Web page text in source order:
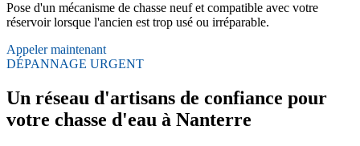
Pose d'un mécanisme de chasse neuf et compatible avec votre
réservoir lorsque l'ancien est trop usé ou irréparable.
Appeler maintenant
DÉPANNAGE URGENT
Un réseau d'artisans de confiance pour
votre chasse d'eau à Nanterre